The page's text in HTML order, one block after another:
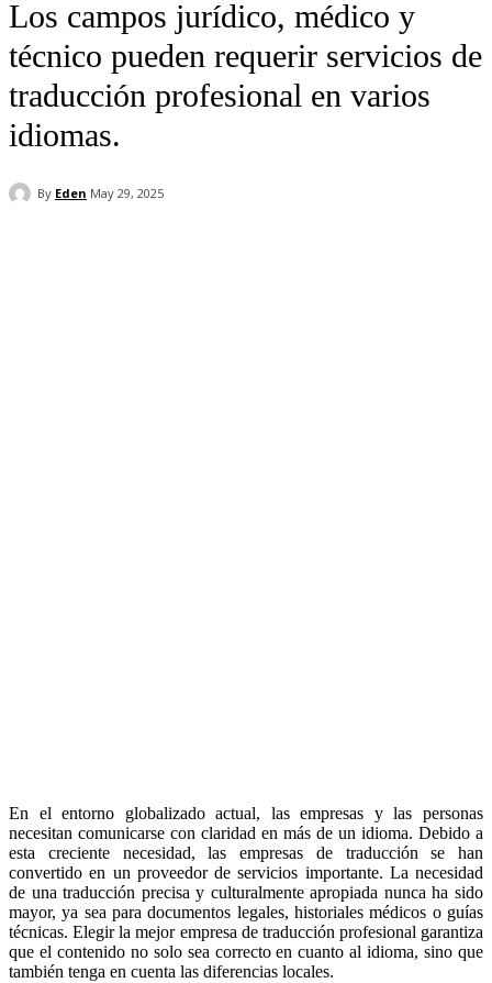
Los campos jurídico, médico y
técnico pueden requerir servicios de
traducción profesional en varios
idiomas.
By Eden May 29, 2025
En el entorno globalizado actual, las empresas y las personas
necesitan comunicarse con claridad en más de un idioma. Debido a
esta creciente necesidad, las empresas de traducción se han
convertido en un proveedor de servicios importante. La necesidad
de una traducción precisa y culturalmente apropiada nunca ha sido
mayor, ya sea para documentos legales, historiales médicos o guías
técnicas. Elegir la mejor empresa de traducción profesional garantiza
que el contenido no solo sea correcto en cuanto al idioma, sino que
también tenga en cuenta las diferencias locales.